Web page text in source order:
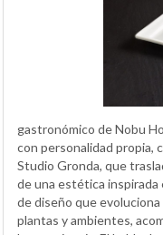
gastronómico de Nobu
con personalidad propia,
Studio Gronda, que
de una estética inspirada
de diseño que
plantas y ambientes,